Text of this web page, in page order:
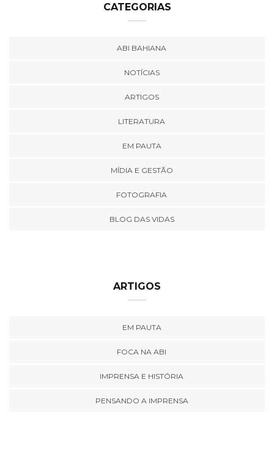
CATEGORIAS
ABI BAHIANA
NOTÍCIAS
ARTIGOS
LITERATURA
EM PAUTA
MÍDIA E GESTÃO
FOTOGRAFIA
BLOG DAS VIDAS
ARTIGOS
EM PAUTA
FOCA NA ABI
IMPRENSA E HISTÓRIA
PENSANDO A IMPRENSA